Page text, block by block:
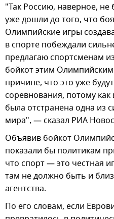
"Так Россию, наверное, не
уже дошли до того, что
Олимпийские игры
в спорте побеждали
предлагаю спортсменам
бойкот этим
причине, что это уже
соревнования, потому как
была отстранена одна из
мира", — сказал РИА
Объявив бойкот
показали бы политикам
что спорт — это честная
там не должно быть и
агентства.
По его словам, если